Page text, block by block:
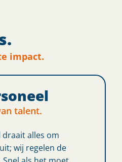
impact.
talent.
draait alles om
wij regelen de